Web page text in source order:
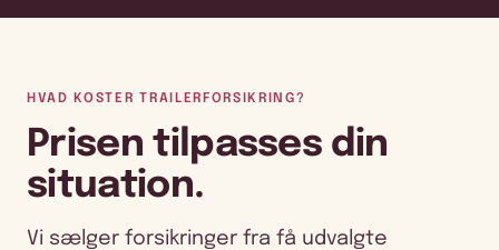
HVAD KOSTER TRAILERFORSIKRING?
Prisen tilpasses din
situation.
Vi sælger forsikringer fra få udvalgte